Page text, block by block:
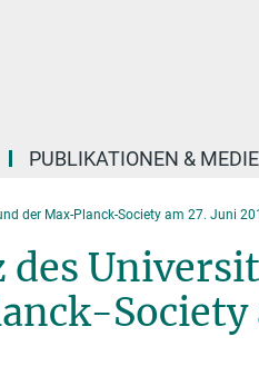
PUBLIKATIONEN &
der Max-Planck-Society am 27. Juni
Society